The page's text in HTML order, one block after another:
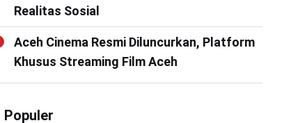
Realitas Sosial
Aceh Cinema Resmi Diluncurkan, Platform
Khusus Streaming Film Aceh
Populer